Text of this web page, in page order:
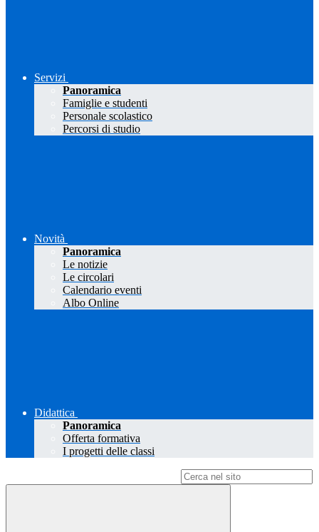
Servizi
Panoramica
Famiglie e studenti
Personale scolastico
Percorsi di studio
Novità
Panoramica
Le notizie
Le circolari
Calendario eventi
Albo Online
Didattica
Panoramica
Offerta formativa
I progetti delle classi